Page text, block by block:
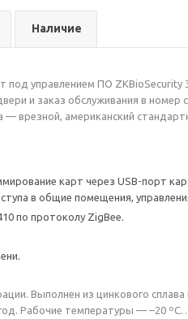
Наличие
управлением ПО ZKBioSecurity
и заказ обслуживания в номер
— врезной, американский
карт через USB-порт
в общие помещения,
по протоколу ZigBee.
Выполнен из цинкового
Рабочие температуры — –20